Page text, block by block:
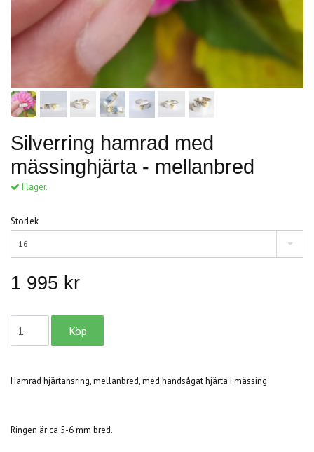
Silverring hamrad med
mässinghjärta - mellanbred
I lager.
Storlek
16
1 995 kr
Hamrad hjärtansring, mellanbred, med handsågat hjärta i mässing.
Ringen är ca 5-6 mm bred.